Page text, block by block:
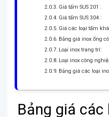
Giá tấm SUS 201 :
Giá tấm SUS 304 :
Giá các loại tấm
Bảng giá inox ống
Loại inox trang trí:
Loại inox công
Bảng giá các loại
Bảng giá các